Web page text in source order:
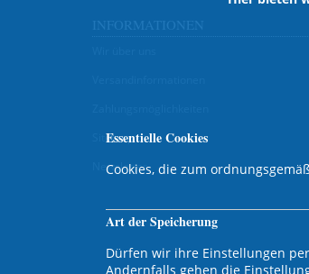
Essentielle Cookies
Cookies, die zum
Art der Speicherung
Dürfen wir ihre Einstellungen
Andernfalls gehen die
Sitemap
Newsletter